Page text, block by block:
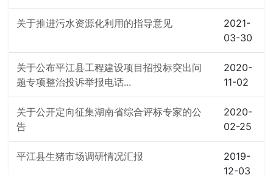
关于推进污水资源化利用的指导意见
2021-
03-30
关于公布平江县工程建设项目招投标突出问
题专项整治投诉举报电话...
2020-
11-02
关于公开定向征集湖南省综合评标专家的公
告
2020-
02-25
平江县生猪市场调研情况汇报
2019-
12-03